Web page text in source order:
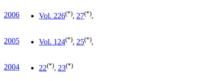
2006 Vol. 226(*), 27(*),
2005 Vol. 1 24(*), 25(*),
2004 22(*), 23(*)